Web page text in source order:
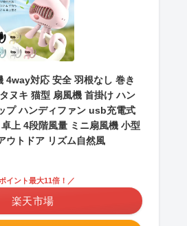
4way対応 安全 羽根なし 巻き
ヌキ 猫型 扇風機 首掛け ハン
プ ハンディファン usb充電式
上 4段階風量 ミニ扇風機 小型
ウトドア リズム自然風
イント最大11倍！／
楽天市場